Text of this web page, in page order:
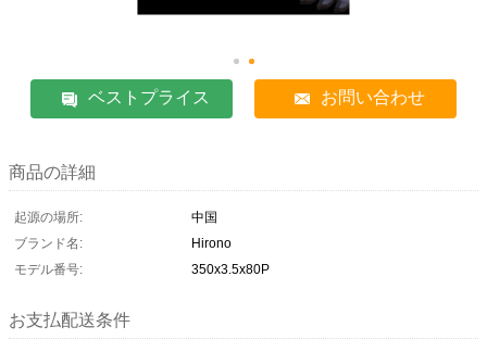
ベストプライス お問い合わせ
商品の詳細
起源の場所:
中国
ブランド名:
Hirono
モデル番号:
350x3.5x80P
お支払配送条件